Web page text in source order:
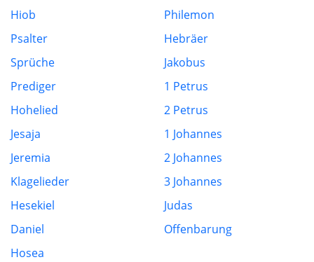
Hiob
Psalter
Sprüche
Prediger
Hohelied
Jesaja
Jeremia
Klagelieder
Hesekiel
Daniel
Hosea
Philemon
Hebräer
Jakobus
1 Petrus
2 Petrus
1 Johannes
2 Johannes
3 Johannes
Judas
Offenbarung